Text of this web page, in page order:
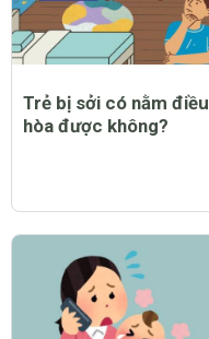
Trẻ bị sởi có nằm điều
hòa được không?